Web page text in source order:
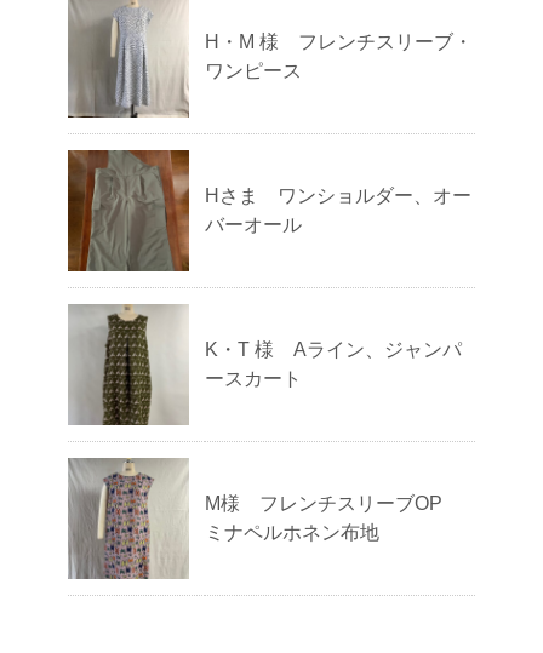
H・M 様 フレンチスリーブ・
ワンピース
Hさま ワンショルダー、オー
バーオール
K・T 様 Aライン、ジャンパ
ースカート
M様 フレンチスリーブOP
ミナペルホネン布地